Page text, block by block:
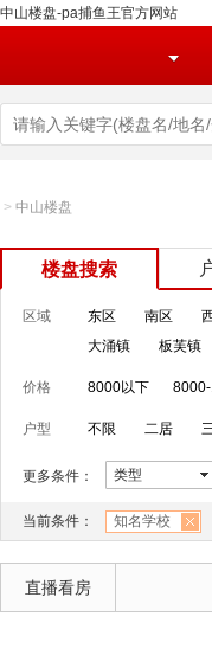
中山楼盘-pa捕鱼王官方网站
> 中山楼盘
楼盘搜索
区域 东区 南区
大涌镇
板芙镇
价格 8000以下
户型 不限 二居
更多条件： 类型
当前条件： 知名学校
直播看房